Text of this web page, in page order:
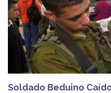
Soldado Beduino